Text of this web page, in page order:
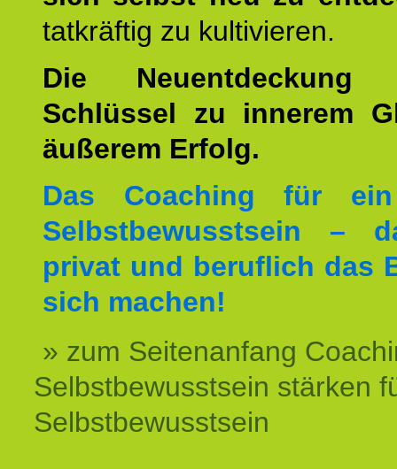
tatkräftig zu kultivieren.
Die
Schlüssel zu innerem
äußerem Erfolg.
Das Coaching für
Selbstbewusstsein –
privat und beruflich das
sich machen!
» zum Seitenanfang
Selbstbewusstsein stärken
Selbstbewusstsein